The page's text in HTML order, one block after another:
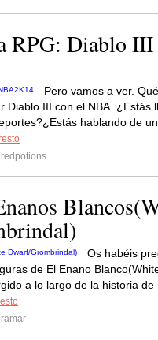
RPG: Diablo III
Pero vamos a ver.
Diablo III con el NBA. ¿Estás
hablando de
Os habéis
de El Enano
a lo largo de la historia de